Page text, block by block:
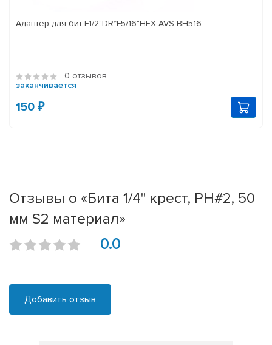
Адаптер для бит F1/2"DR*F5/16"HEX AVS BH516
0 отзывов
заканчивается
150 ₽
Отзывы о «Бита 1/4" крест, PH#2, 50
мм S2 материал»
0.0
Добавить отзыв